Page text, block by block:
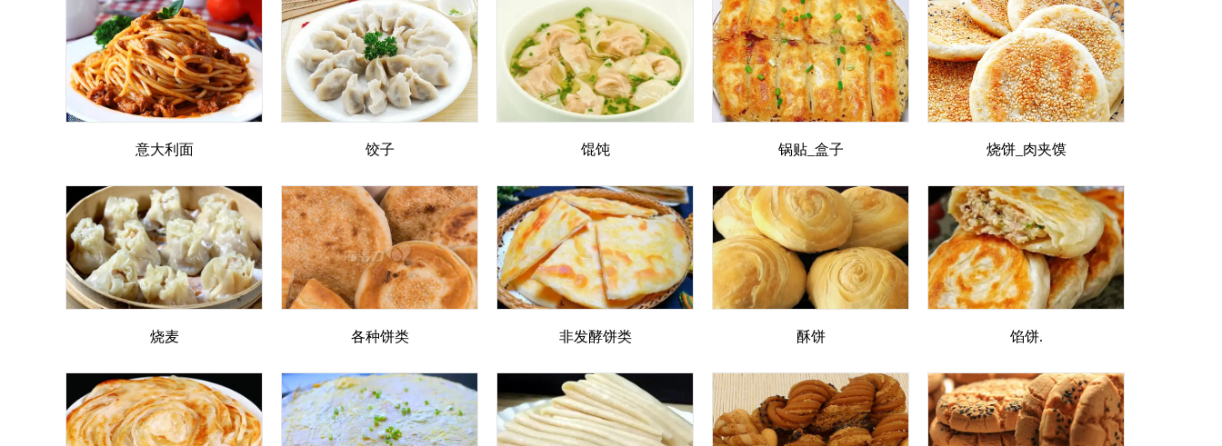
意大利面 饺子 馄饨 锅贴_盒子 烧饼_肉夹馍
烧麦 各种饼类 非发酵饼类 酥饼 馅饼.